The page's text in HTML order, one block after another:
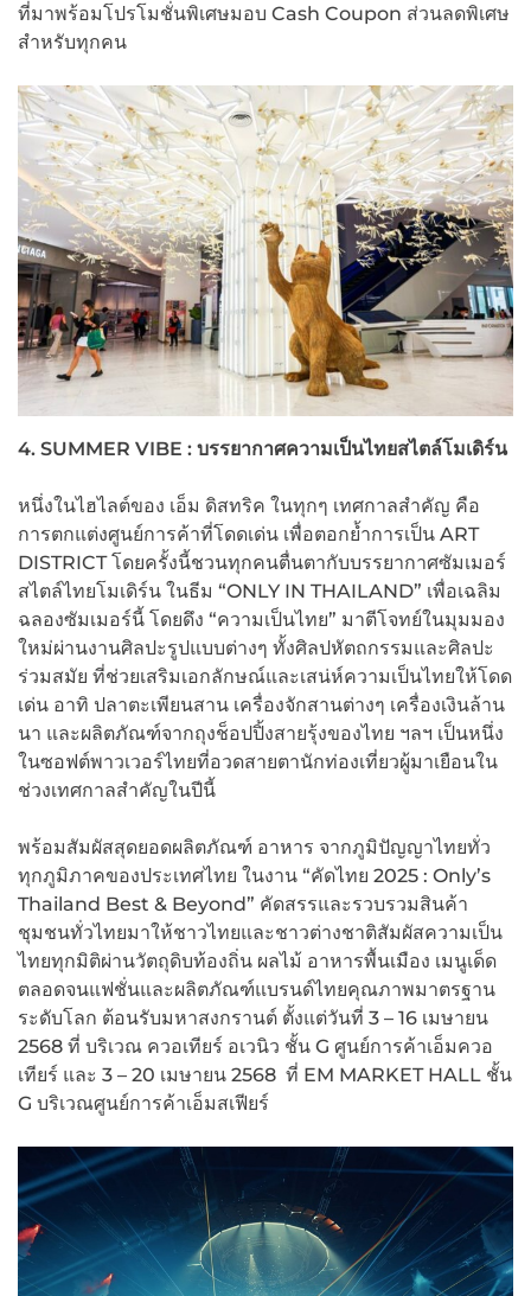
ที่มาพร้อมโปรโมชั่นพิเศษมอบ Cash Coupon ส่วนลดพิเศษ
สำหรับทุกคน
4. SUMMER VIBE : บรรยากาศความเป็นไทยสไตล์โมเดิร์น
หนึ่งในไฮไลต์ของ เอ็ม ดิสทริค ในทุกๆ เทศกาลสำคัญ คือ
การตกแต่งศูนย์การค้าที่โดดเด่น เพื่อตอกย้ำการเป็น ART
DISTRICT โดยครั้งนี้ชวนทุกคนตื่นตากับบรรยากาศซัมเมอร์
สไตล์ไทยโมเดิร์น ในธีม “ONLY IN THAILAND” เพื่อเฉลิม
ฉลองซัมเมอร์นี้ โดยดึง “ความเป็นไทย” มาตีโจทย์ในมุมมอง
ใหม่ผ่านงานศิลปะรูปแบบต่างๆ ทั้งศิลปหัตถกรรมและศิลปะ
ร่วมสมัย ที่ช่วยเสริมเอกลักษณ์และเสน่ห์ความเป็นไทยให้โดด
เด่น อาทิ ปลาตะเพียนสาน เครื่องจักสานต่างๆ เครื่องเงินล้าน
นา และผลิตภัณฑ์จากถุงช็อปปิ้งสายรุ้งของไทย ฯลฯ เป็นหนึ่ง
ในซอฟต์พาวเวอร์ไทยที่อวดสายตานักท่องเที่ยวผู้มาเยือนใน
ช่วงเทศกาลสำคัญในปีนี้
พร้อมสัมผัสสุดยอดผลิตภัณฑ์ อาหาร จากภูมิปัญญาไทยทั่ว
ทุกภูมิภาคของประเทศไทย ในงาน “คัดไทย 2025 : Only’s
Thailand Best & Beyond” คัดสรรและรวบรวมสินค้า
ชุมชนทั่วไทยมาให้ชาวไทยและชาวต่างชาติสัมผัสความเป็น
ไทยทุกมิติผ่านวัตถุดิบท้องถิ่น ผลไม้ อาหารพื้นเมือง เมนูเด็ด
ตลอดจนแฟชั่นและผลิตภัณฑ์แบรนด์ไทยคุณภาพมาตรฐาน
ระดับโลก ต้อนรับมหาสงกรานต์ ตั้งแต่วันที่ 3 – 16 เมษายน
2568 ที่ บริเวณ ควอเทียร์ อเวนิว ชั้น G ศูนย์การค้าเอ็มควอ
เทียร์ และ 3 – 20 เมษายน 2568 ที่ EM MARKET HALL ชั้น
G บริเวณศูนย์การค้าเอ็มสเฟียร์